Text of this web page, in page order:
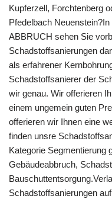
Kupferzell, Forchtenberg
Pfedelbach
ABBRUCH sehen Sie
Schadstoffsanierungen
als erfahrener
Schadstoffsanierer der
wir genau. Wir offerieren
einem ungemein guten
offerieren wir Ihnen eine
finden unsre
Kategorie Segmentierung
Gebäudeabbruch,
Schadstoffsanierungen